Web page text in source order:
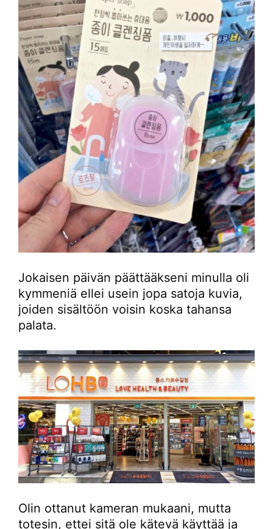
Jokaisen päivän päättääkseni minulla oli
kymmeniä ellei usein jopa satoja kuvia,
joiden sisältöön voisin koska tahansa
palata.
Olin ottanut kameran mukaani, mutta
totesin, ettei sitä ole kätevä käyttää ja